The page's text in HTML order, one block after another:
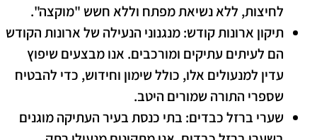
לחיצות, ללא נשיאת מפתח וללא חשש "מוקצה".
תיקון ארונות קודש:מנגנוני הנעילה של ארונות הקודש
הם לעיתים עתיקים ומורכבים. אנו מבצעים שיפוץ
עדין למנעולים אלו, כולל שימון וחידוש, כדי להבטיח
שספרי התורה שמורים היטב.
שערי ברזל כבדים: בתי כנסת בעיר העתיקה מוגנים